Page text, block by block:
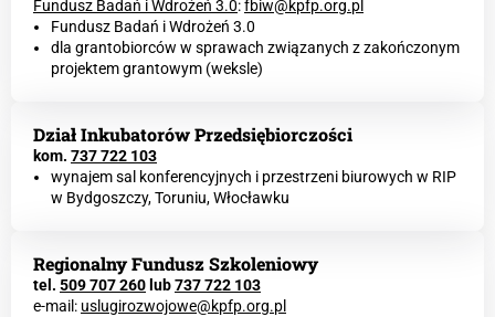
Fundusz Badań i Wdrożeń 3.0:fbiw@kpfp.org.pl
Fundusz Badań i Wdrożeń 3.0
dla grantobiorców w sprawach związanych z zakończonym
projektem grantowym (weksle)
Dział Inkubatorów Przedsiębiorczości
kom. 737 722 103
wynajem sal konferencyjnych i przestrzeni biurowych w RIP
w Bydgoszczy, Toruniu, Włocławku
Regionalny Fundusz Szkoleniowy
tel. 509 707 260 lub737 722 103
e-mail: uslugirozwojowe@kpfp.org.pl